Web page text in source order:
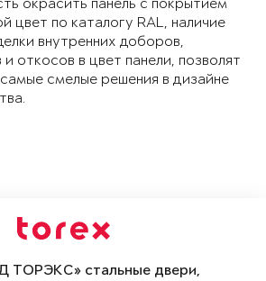
окрасить панель с покрытием
цвет по каталогу RAL, наличие
внутренних доборов,
и откосов в цвет панели, позволят
смелые решения в дизайне
ТОРЭКС» стальные двери,